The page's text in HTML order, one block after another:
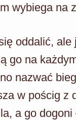
wybiega na
oddalić, ale
go na
nazwać
w pościg z
a go dogoni